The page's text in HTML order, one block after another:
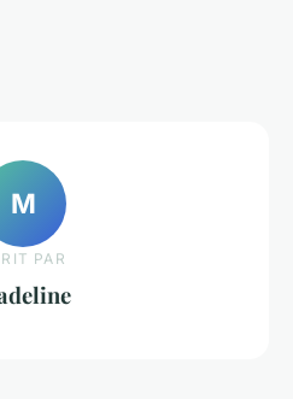
M
PAR